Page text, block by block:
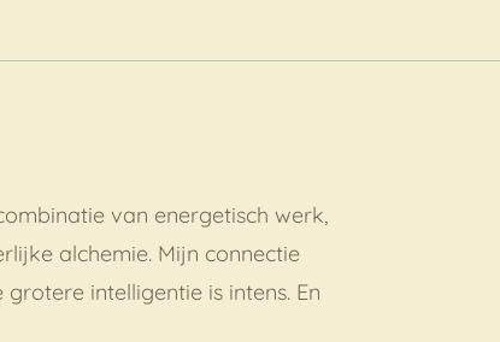
van energetisch werk,
alchemie. Mijn connectie
intelligentie is intens. En